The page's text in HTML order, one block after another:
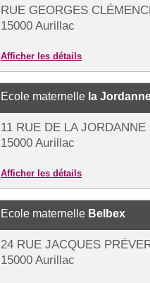
RUE GEORGES
15000 Aurillac
Afficher les détails
Ecole maternelle la
11 RUE DE LA JORDANNE
15000 Aurillac
Afficher les détails
Ecole maternelle Belbex
24 RUE JACQUES
15000 Aurillac